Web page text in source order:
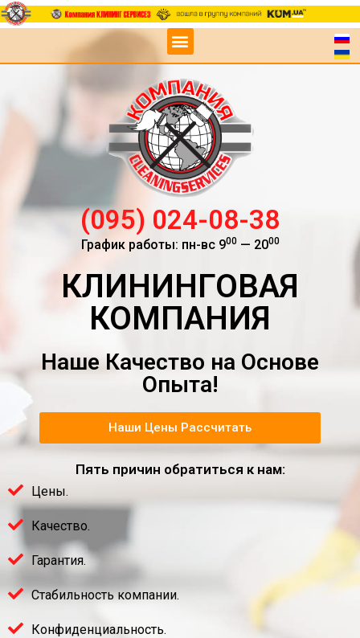
(095) 024-08-38
График работы: пн-вс 900— 2000
КЛИНИНГОВАЯ
КОМПАНИЯ
Наше Качество на Основе
Опыта!
Наши Цены Рассчитать
Пять причин обратиться к нам:
Цены.
Качество.
Гарантия.
Стабильность компании.
Конфиденциальность.